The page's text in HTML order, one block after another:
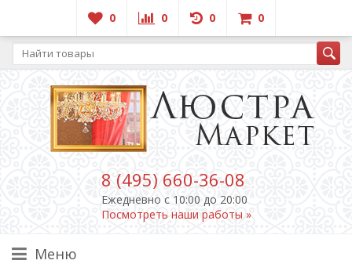
0 0 0 0
8 (495) 660-36-08
Ежедневно c 10:00 до 20:00
Посмотреть наши работы »
Меню